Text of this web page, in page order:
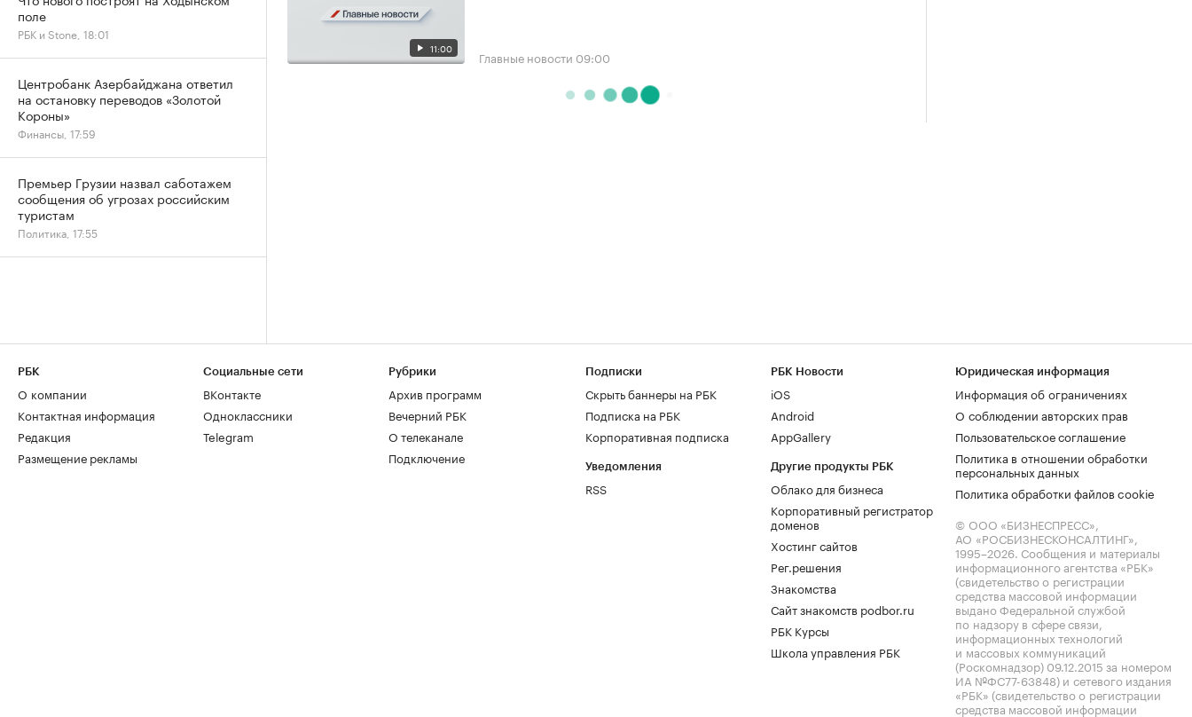
11:00 Главные новости 09:00
поле
РБК и Stone, 18:01
Центробанк Азербайджана ответил
на остановку переводов «Золотой
Короны»
Финансы, 17:59
Премьер Грузии назвал саботажем
сообщения об угрозах российским
туристам
Политика, 17:55
РБК
О компании
Контактная информация
Редакция
Размещение рекламы
Социальные сети
ВКонтакте
Одноклассники
Telegram
Рубрики
Архив программ
Вечерний РБК
О телеканале
Подключение
Подписки
Скрыть баннеры на РБК
Подписка на РБК
Корпоративная подписка
Уведомления
RSS
РБК Новости
iOS
Android
AppGallery
Другие продукты РБК
Облако для бизнеса
Корпоративный регистратор
доменов
Хостинг сайтов
Рег.решения
Знакомства
Сайт знакомств podbor.ru
РБК Курсы
Школа управления РБК
Юридическая информация
Информация об ограничениях
О соблюдении авторских прав
Пользовательское соглашение
Политика в отношении обработки
персональных данных
Политика обработки файлов cookie
© ООО «БИЗНЕСПРЕСС»,
АО «РОСБИЗНЕСКОНСАЛТИНГ»,
1995–2026. Сообщения и материалы
информационного агентства «РБК»
(свидетельство о регистрации
средства массовой информации
выдано Федеральной службой
по надзору в сфере связи,
информационных технологий
и массовых коммуникаций
(Роскомнадзор) 09.12.2015 за номером
ИА №ФС77-63848) и сетевого издания
«РБК» (свидетельство о регистрации
средства массовой информации